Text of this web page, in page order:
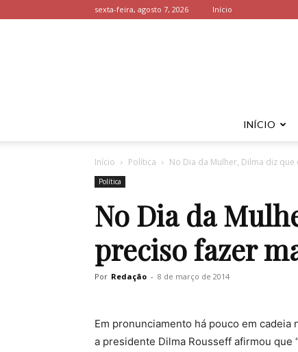
sexta-feira, agosto 7, 2026 Início
INÍCIO
Início Política No Dia da Mulher, Dilma diz
Política
No Dia da
preciso fazer
Por Redação - 8 de março de 2014
Em pronunciamento há pouco em
a presidente Dilma Rousseff afirmou que